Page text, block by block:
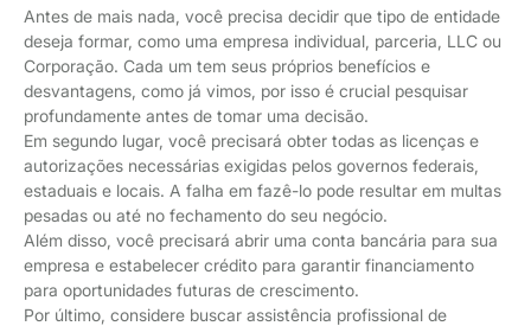
Antes de mais nada, você precisa decidir que tipo de entidade
deseja formar, como uma empresa individual, parceria, LLC ou
Corporação. Cada um tem seus próprios benefícios e
desvantagens, como já vimos, por isso é crucial pesquisar
profundamente antes de tomar uma decisão.
Em segundo lugar, você precisará obter todas as licenças e
autorizações necessárias exigidas pelos governos federais,
estaduais e locais. A falha em fazê-lo pode resultar em multas
pesadas ou até no fechamento do seu negócio.
Além disso, você precisará abrir uma conta bancária para sua
empresa e estabelecer crédito para garantir financiamento
para oportunidades futuras de crescimento.
Por último, considere buscar assistência profissional de